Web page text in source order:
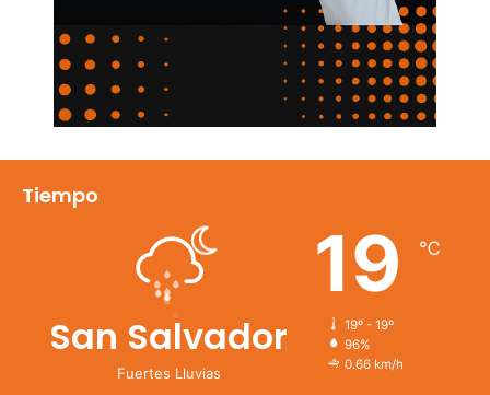
Tiempo
San Salvador
Fuertes Lluvias
19 ℃
19º - 19º
96%
0.66 km/h